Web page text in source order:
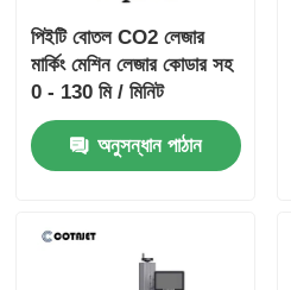
পিইটি বোতল CO2 লেজার
মার্কিং মেশিন লেজার কোডার সহ
0 - 130 মি / মিনিট
অনুসন্ধান পাঠান